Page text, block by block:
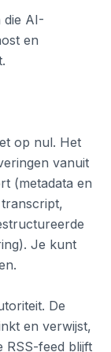
die AI-
en
op nul. Het
vanuit
(metadata en
Je kunt
De
en verwijst,
RSS-feed blijft